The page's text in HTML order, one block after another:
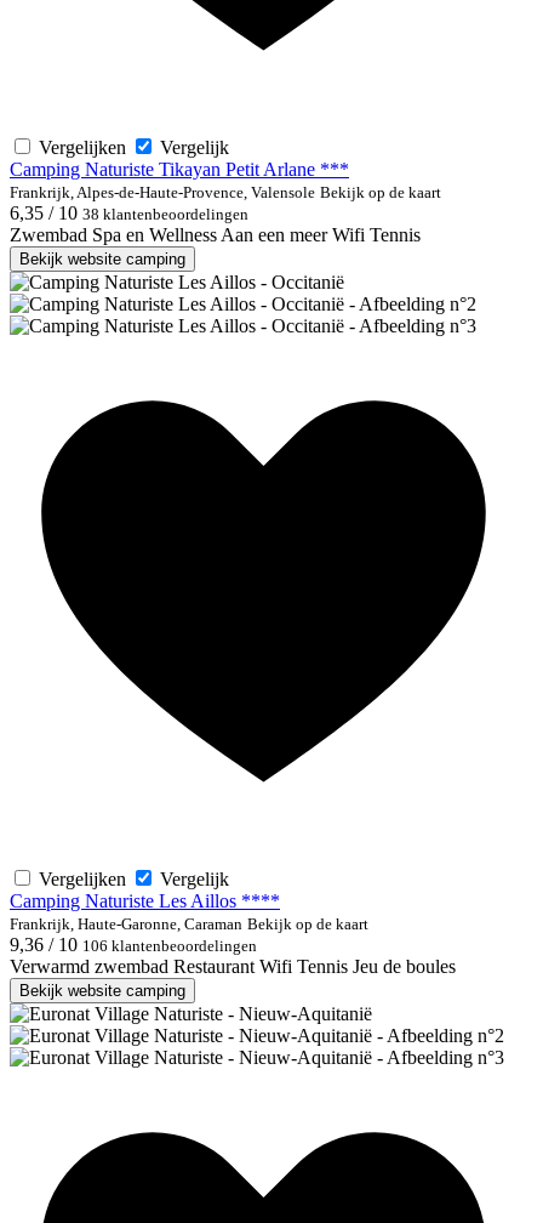
Vergelijken
Vergelijk
Camping Naturiste Tikayan Petit Arlane ***
Frankrijk, Alpes-de-Haute-Provence, Valensole Bekijk op de kaart
6,35 / 10 38 klantenbeoordelingen
Zwembad Spa en WellnessAan een meer Wifi Tennis
Bekijk website camping
Vergelijken
Vergelijk
Camping Naturiste Les Aillos ****
Frankrijk, Haute-Garonne, Caraman Bekijk op de kaart
9,36 / 10 106 klantenbeoordelingen
Verwarmd zwembad Restaurant Wifi Tennis Jeu de boules
Bekijk website camping